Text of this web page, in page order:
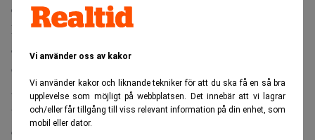
Vi använder oss av kakor
Vi använder kakor och liknande tekniker för att du ska få en så bra
upplevelse som möjligt på webbplatsen. Det innebär att vi lagrar
och/eller får tillgång till viss relevant information på din enhet, som
mobil eller dator.
en ny rapport. Vidare anser 33 procent av dessa att
Ryssland utgör det största hotet, följt av Kina (39 procent)
och USA (21 procent).
Överföringsbedrägerier kan ske genom man-i-mitten-
attacker (MiTM), nätfiske, eller insiders som utnyttjar
tillgången till information, med en gemensam nämnare:
det är mycket svårt att spåra pengarna när attacken är